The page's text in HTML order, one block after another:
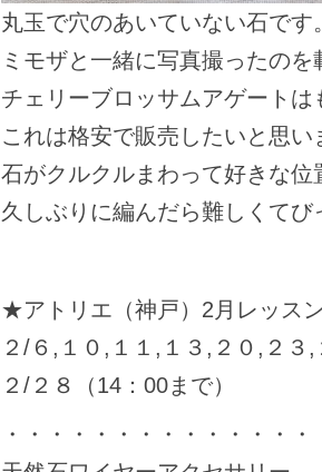
丸玉で穴のあいていない石です
ミモザと一緒に写真撮ったの
チェリーブロッサムアゲート
これは格安で販売したいと思い
石がクルクルまわって好きな
久しぶりに編んだら難しくて
★アトリエ（神戸）2月レッス
２/６,１０,１１,１３,２０,２３
２/２８（14：00まで）
・・・・・・・・・・・・・・